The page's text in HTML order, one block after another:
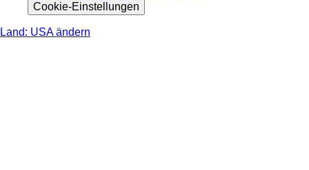
Cookie-Einstellungen
Land: USA ändern